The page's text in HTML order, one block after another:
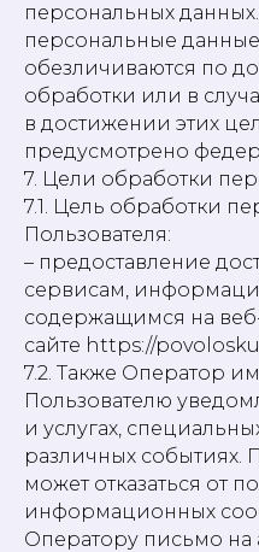
персональных
персональные
обезличиваются по
обработки или в
в достижении этих
предусмотрено
7. Цели обработки
7.1. Цель обработки
Пользователя:
– предоставление
сервисам,
содержащимся на
сайте https://
7.2. Также Оператор
Пользователю
и услугах,
различных событиях.
может отказаться от
информационных
Оператору письмо на